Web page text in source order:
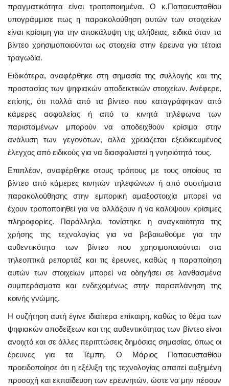
πραγματικότητα είναι τροποποιημένα. Ο κ.Παπαευσταθίου
υπογράμμισε πως η παρακολούθηση αυτών των στοιχείων
είναι κρίσιμη για την αποκάλυψη της αλήθειας, ειδικά όταν τα
βίντεο χρησιμοποιούνται ως στοιχεία στην έρευνα για τέτοια
τραγωδία.
Ειδικότερα, αναφέρθηκε στη σημασία της συλλογής και της
προστασίας των ψηφιακών αποδεικτικών στοιχείων. Ανέφερε,
επίσης, ότι πολλά από τα βίντεο που καταγράφηκαν από
κάμερες ασφαλείας ή από τα κινητά τηλέφωνα των
παρισταμένων μπορούν να αποδειχθούν κρίσιμα στην
ανάλυση των γεγονότων, αλλά χρειάζεται εξειδικευμένος
έλεγχος από ειδικούς για να διασφαλιστεί η γνησιότητά τους.
Επιπλέον, αναφέρθηκε στους τρόπους με τους οποίους τα
βίντεο από κάμερες κινητών τηλεφώνων ή από συστήματα
παρακολούθησης στην εμπορική αμαξοστοιχία μπορεί να
έχουν τροποποιηθεί για να αλλάξουν ή να καλύψουν κρίσιμες
πληροφορίες. Παράλληλα, τονίστηκε η αναγκαιότητα της
χρήσης της τεχνολογίας για να βεβαιωθούμε για την
αυθεντικότητα των βίντεο που χρησιμοποιούνται στα
τηλεοπτικά ρεπορτάζ και τις έρευνες, καθώς η παραποίηση
αυτών των στοιχείων μπορεί να οδηγήσει σε λανθασμένα
συμπεράσματα και ενδεχομένως στην παραπλάνηση της
κοινής γνώμης.
Η συζήτηση αυτή έγινε ιδιαίτερα επίκαιρη, καθώς το θέμα των
ψηφιακών αποδείξεων και της αυθεντικότητας των βίντεο είναι
ανοιχτό και σε άλλες περιπτώσεις δημόσιας σημασίας, όπως οι
έρευνες για τα Τέμπη. Ο Μάριος Παπαευσταθίου
προειδοποίησε ότι η εξέλιξη της τεχνολογίας απαιτεί αυξημένη
προσοχή και εκπαίδευση των ερευνητών, ώστε να μην πέσουν